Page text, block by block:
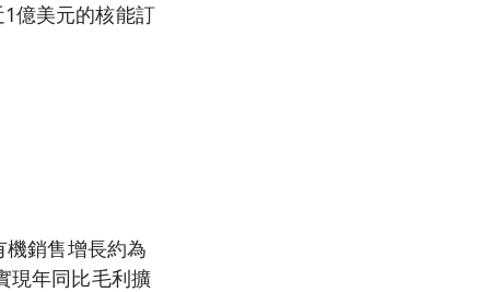
億美元的核能訂
機銷售增長約為
現年同比毛利擴